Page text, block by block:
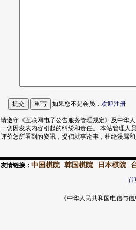
如果您不是会员， 欢迎注册
请遵守《互联网电子公告服务管理规定》及中华
一切因发表内容引起的纠纷和责任。 本站管理人
评价您所看到的资讯，提倡就事论事，杜绝漫骂和
友情链接： 中国棋院 韩国棋院 日本棋院
首
《中华人民共和国电信与